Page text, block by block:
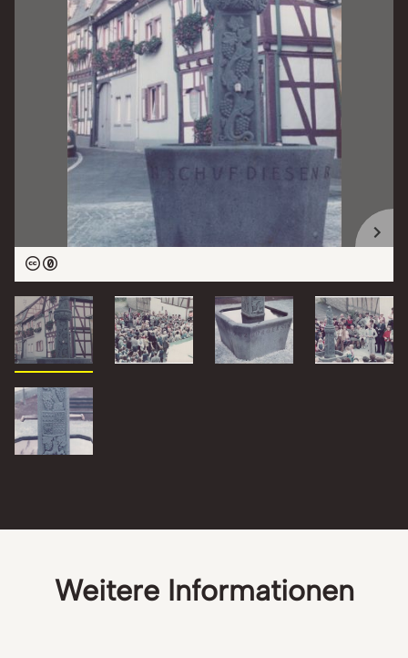
Weitere Informationen